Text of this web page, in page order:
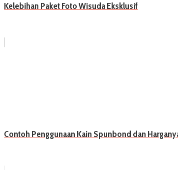
Kelebihan Paket Foto Wisuda Eksklusif
Contoh Penggunaan Kain Spunbond dan